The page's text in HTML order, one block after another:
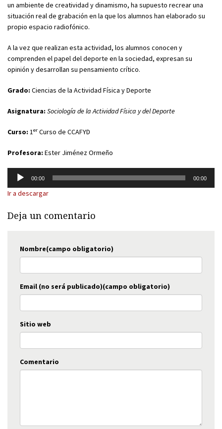
un ambiente de creatividad y dinamismo, ha supuesto recrear una
situación real de grabación en la que los alumnos han elaborado su
propio espacio radiofónico.
A la vez que realizan esta actividad, los alumnos conocen y
comprenden el papel del deporte en la sociedad, expresan su
opinión y desarrollan su pensamiento crítico.
Grado: Ciencias de la Actividad Física y Deporte
Asignatura: Sociología de la Actividad Física y del Deporte
Curso: 1er Curso de CCAFYD
Profesora: Ester Jiménez Ormeño
Reproductor
audio
00:00 00:00
Ir a descargar
Deja un comentario
Nombre(campo obligatorio)
Email (no será publicado)(campo obligatorio)
Sitio web
Comentario